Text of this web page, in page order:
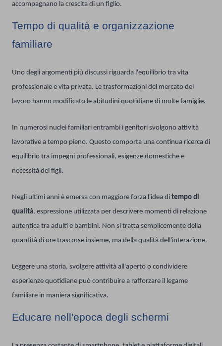
accompagnano la crescita di un figlio.
Tempo di qualità e organizzazione
familiare
Uno degli argomenti più discussi riguarda l'equilibrio tra vita
professionale e vita privata. Le trasformazioni del mercato del
lavoro hanno modificato le abitudini quotidiane di molte famiglie.
In numerosi nuclei familiari entrambi i genitori svolgono attività
lavorative a tempo pieno. Questo comporta una continua ricerca di
equilibrio tra impegni professionali, esigenze domestiche e
necessità dei figli.
Negli ultimi anni è emersa con maggiore forza l'idea di tempo di
qualità, espressione utilizzata per descrivere momenti di relazione
autentica tra adulti e bambini. Non si tratta semplicemente della
quantità di ore trascorse insieme, ma della qualità dell'interazione.
Leggere una storia, svolgere attività all'aperto o condividere
esperienze quotidiane può contribuire a rafforzare il legame
familiare in maniera significativa.
Educare nell'epoca degli schermi